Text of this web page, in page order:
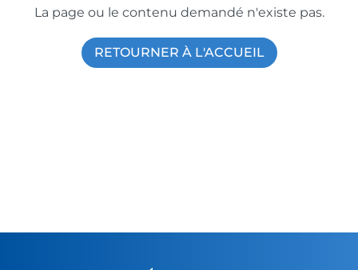
La page ou le contenu demandé n'existe pas.
RETOURNER À L'ACCUEIL